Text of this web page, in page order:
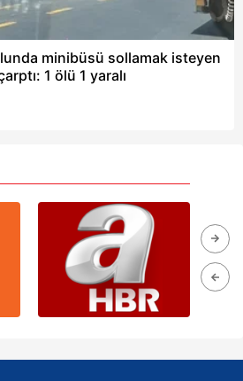
minibüsü sollamak isteyen
1 ölü 1 yaralı